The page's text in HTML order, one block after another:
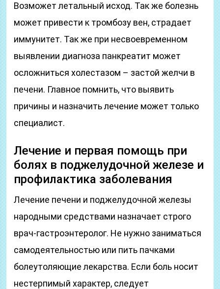
Возможет летальный исход. Так же болезнь
может привести к тромбозу вен, страдает
иммунитет. Так же при несвоевременном
выявлении диагноза панкреатит может
осложниться холестазом – застой желчи в
печени. Главное помнить, что выявить
причины и назначить лечение может только
специалист.
Лечение и первая помощь при
болях в поджелудочной железе и
профилактика заболевания
Лечение печени и поджелудочной железы
народными средствами назначает строго
врач-гастроэнтеролог. Не нужно заниматься
самодеятельностью или пить пачками
болеутоляющие лекарства. Если боль носит
нестерпимый характер, следует